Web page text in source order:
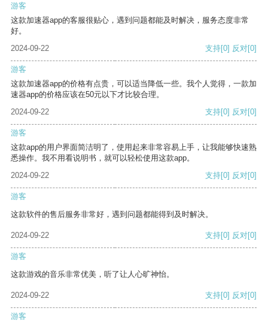
游客
这款加速器app的客服很贴心，遇到问题都能及时解决，服务态度非常
好。
2024-09-22
支持[0] 反对[0]
游客
这款加速器app的价格有点贵，可以适当降低一些。我个人觉得，一款加
速器app的价格应该在50元以下才比较合理。
2024-09-22
支持[0] 反对[0]
游客
这款app的用户界面简洁明了，使用起来非常容易上手，让我能够快速熟
悉操作。我不用看说明书，就可以轻松使用这款app。
2024-09-22
支持[0] 反对[0]
游客
这款软件的售后服务非常好，遇到问题都能得到及时解决。
2024-09-22 支持[0] 反对[0]
游客
这款游戏的音乐非常优美，听了让人心旷神怡。
2024-09-22 支持[0] 反对[0]
游客